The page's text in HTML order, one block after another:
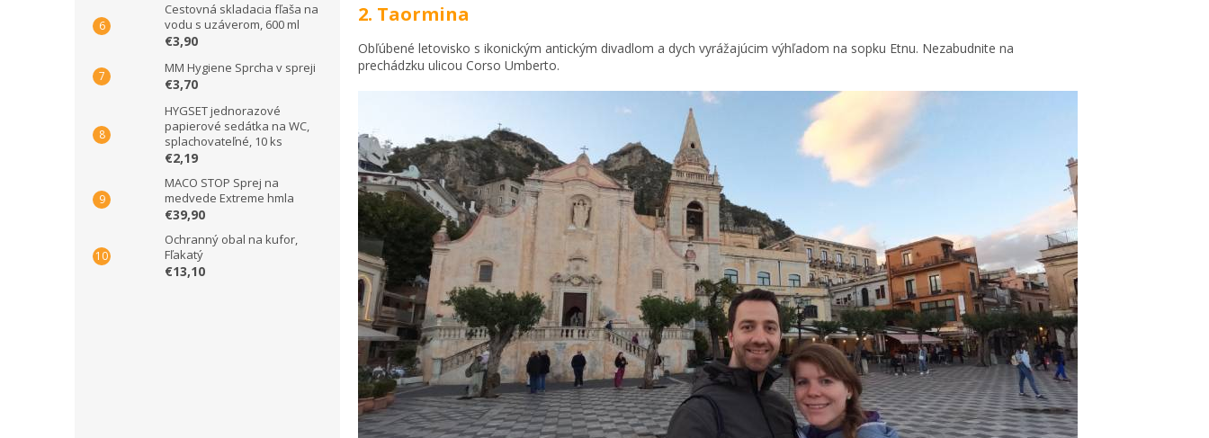
Cestovná skladacia fľaša na
vodu s uzáverom, 600 ml
€3,90
MM Hygiene Sprcha v spreji
€3,70
HYGSET jednorazové
papierové sedátka na WC,
splachovateľné, 10 ks
€2,19
MACO STOP Sprej na
medvede Extreme hmla
€39,90
Ochranný obal na kufor,
Fľakatý
€13,10
2. Taormina
Obľúbené letovisko s ikonickým antickým divadlom a dych vyrážajúcim výhľadom na sopku Etnu. Nezabudnite na
prechádzku ulicou Corso Umberto.